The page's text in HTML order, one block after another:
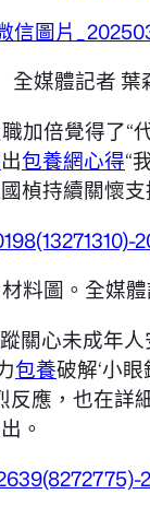
全媒體記者 葉
加倍覺得了
出包養網心得“
楨持續關懷支
材料圖。全媒
關心未成年
包養破解‘小
反應，也在詳
。